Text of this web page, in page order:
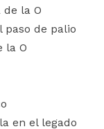
de la O
de palio
la O
en el legado